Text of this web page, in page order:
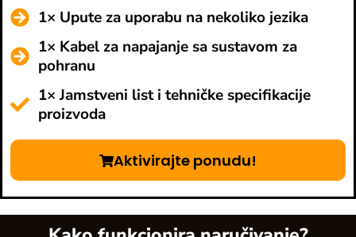
1× Upute za uporabu na nekoliko jezika
1× Kabel za napajanje sa sustavom za
pohranu
1× Jamstveni list i tehničke specifikacije
proizvoda
Aktivirajte ponudu!